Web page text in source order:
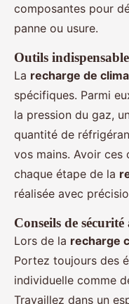
composantes pour
panne ou usure.
Outils
La recharge de
spécifiques. Parmi
la pression du gaz,
quantité de
vos mains. Avoir ces
chaque étape de la
réalisée avec
Conseils de
Lors de la recharge
Portez toujours des
individuelle comme
Travaillez dans un